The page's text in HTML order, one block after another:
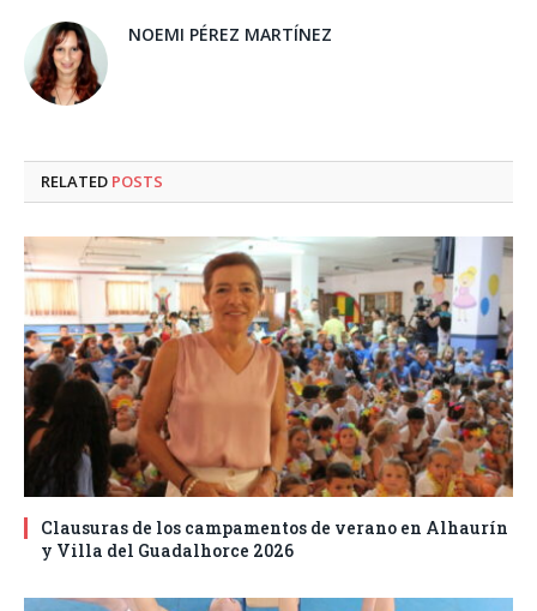
NOEMI PÉREZ MARTÍNEZ
RELATED POSTS
Clausuras de los campamentos de verano en Alhaurín
y Villa del Guadalhorce 2026